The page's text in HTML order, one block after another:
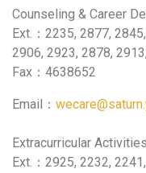
Counseling & Career
Ext.：2235, 2877,
2906, 2923, 2878,
Fax：4638652
Email：
Extracurricular
Ext.：2925, 2232,